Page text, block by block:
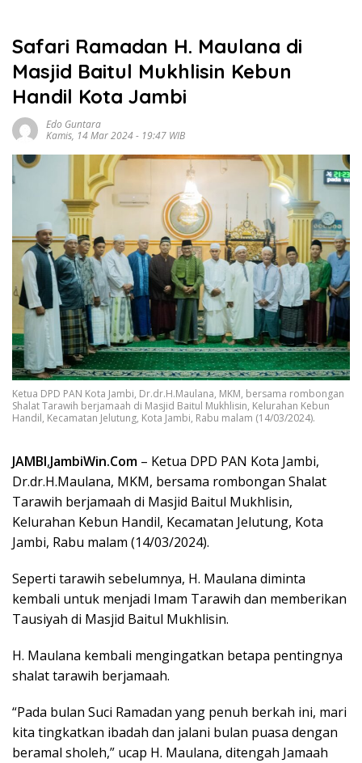
Safari Ramadan H. Maulana di
Masjid Baitul Mukhlisin Kebun
Handil Kota Jambi
Edo Guntara
Kamis, 14 Mar 2024 - 19:47 WIB
Ketua DPD PAN Kota Jambi, Dr.dr.H.Maulana, MKM, bersama rombongan
Shalat Tarawih berjamaah di Masjid Baitul Mukhlisin, Kelurahan Kebun
Handil, Kecamatan Jelutung, Kota Jambi, Rabu malam (14/03/2024).
JAMBI,JambiWin.Com – Ketua DPD PAN Kota Jambi,
Dr.dr.H.Maulana, MKM, bersama rombongan Shalat
Tarawih berjamaah di Masjid Baitul Mukhlisin,
Kelurahan Kebun Handil, Kecamatan Jelutung, Kota
Jambi, Rabu malam (14/03/2024).
Seperti tarawih sebelumnya, H. Maulana diminta
kembali untuk menjadi Imam Tarawih dan memberikan
Tausiyah di Masjid Baitul Mukhlisin.
H. Maulana kembali mengingatkan betapa pentingnya
shalat tarawih berjamaah.
“Pada bulan Suci Ramadan yang penuh berkah ini, mari
kita tingkatkan ibadah dan jalani bulan puasa dengan
beramal sholeh,” ucap H. Maulana, ditengah Jamaah